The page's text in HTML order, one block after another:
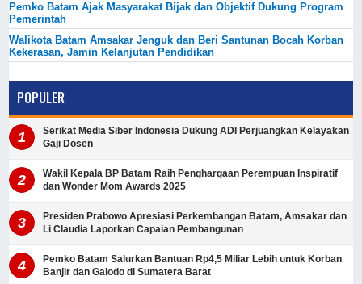
Pemko Batam Ajak Masyarakat Bijak dan Objektif Dukung Program
Pemerintah
Walikota Batam Amsakar Jenguk dan Beri Santunan Bocah Korban
Kekerasan, Jamin Kelanjutan Pendidikan
POPULER
Serikat Media Siber Indonesia Dukung ADI Perjuangkan Kelayakan
Gaji Dosen
Wakil Kepala BP Batam Raih Penghargaan Perempuan Inspiratif
dan Wonder Mom Awards 2025
Presiden Prabowo Apresiasi Perkembangan Batam, Amsakar dan
Li Claudia Laporkan Capaian Pembangunan
Pemko Batam Salurkan Bantuan Rp4,5 Miliar Lebih untuk Korban
Banjir dan Galodo di Sumatera Barat